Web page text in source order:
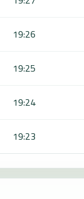
19:26
19:25
19:24
19:23